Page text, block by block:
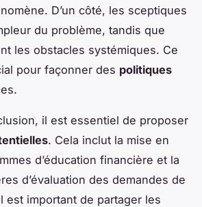
D’un côté, les sceptiques
du problème, tandis que
les obstacles systémiques. Ce
pour façonner des politiques
il est essentiel de proposer
. Cela inclut la mise en
d’éducation financière et la
d’évaluation des demandes de
est important de partager les